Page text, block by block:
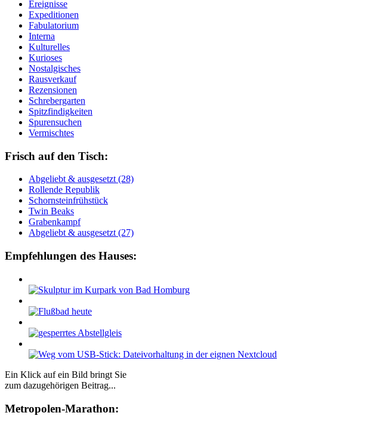
Ereignisse
Expeditionen
Fabulatorium
Interna
Kulturelles
Kurioses
Nostalgisches
Rausverkauf
Rezensionen
Schrebergarten
Spitzfindigkeiten
Spurensuchen
Vermischtes
Frisch auf den Tisch:
Ab­ge­liebt & aus­ge­setzt (28)
Rol­len­de Re­pu­blik
Schorn­stein­früh­stück
Twin Beaks
Gra­ben­kampf
Ab­ge­liebt & aus­ge­setzt (27)
Empfehlungen des Hauses:
Ein Klick auf ein Bild bringt Sie
zum dazugehörigen Beitrag...
Me­tro­po­len-Ma­ra­thon: